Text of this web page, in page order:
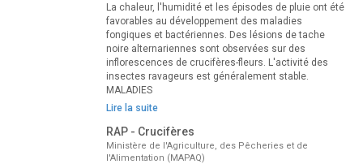
La chaleur, l'humidité et les épisodes de pluie ont été
favorables au développement des maladies
fongiques et bactériennes. Des lésions de tache
noire alternariennes sont observées sur des
inflorescences de crucifères-fleurs. L'activité des
insectes ravageurs est généralement stable.
MALADIES
Lire la suite
RAP - Crucifères
Ministère de l'Agriculture, des Pêcheries et de
l'Alimentation (MAPAQ)